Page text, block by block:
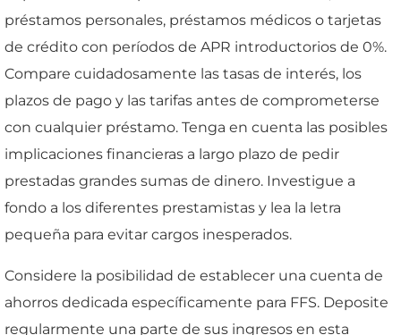
préstamos personales, préstamos médicos o tarjetas
de crédito con períodos de APR introductorios de 0%.
Compare cuidadosamente las tasas de interés, los
plazos de pago y las tarifas antes de comprometerse
con cualquier préstamo. Tenga en cuenta las posibles
implicaciones financieras a largo plazo de pedir
prestadas grandes sumas de dinero. Investigue a
fondo a los diferentes prestamistas y lea la letra
pequeña para evitar cargos inesperados.
Considere la posibilidad de establecer una cuenta de
ahorros dedicada específicamente para FFS. Deposite
regularmente una parte de sus ingresos en esta